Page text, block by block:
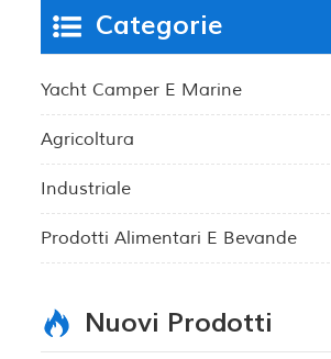
Categorie
Yacht Camper E Marine
Agricoltura
Industriale
Prodotti Alimentari E Bevande
Nuovi Prodotti